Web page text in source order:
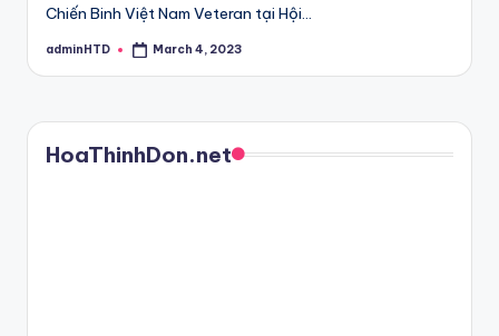
Chiến Binh Việt Nam Veteran tại Hội…
Posted
adminHTD March 4, 2023
HoaThinhDon.net